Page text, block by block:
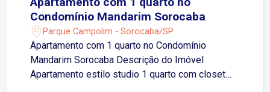
Condomínio Mandarim Sorocaba
Parque Campolim - Sorocaba/SP
Apartamento com 1 quarto no Condomínio
Mandarim Sorocaba Descrição do Imóvel
Apartamento estilo studio 1 quarto com closet